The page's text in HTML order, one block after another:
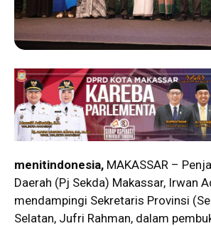
menitindonesia, MAKASSAR –
Daerah (Pj Sekda) Makassar, Irwan
mendampingi Sekretaris Provinsi
Selatan, Jufri Rahman, dalam